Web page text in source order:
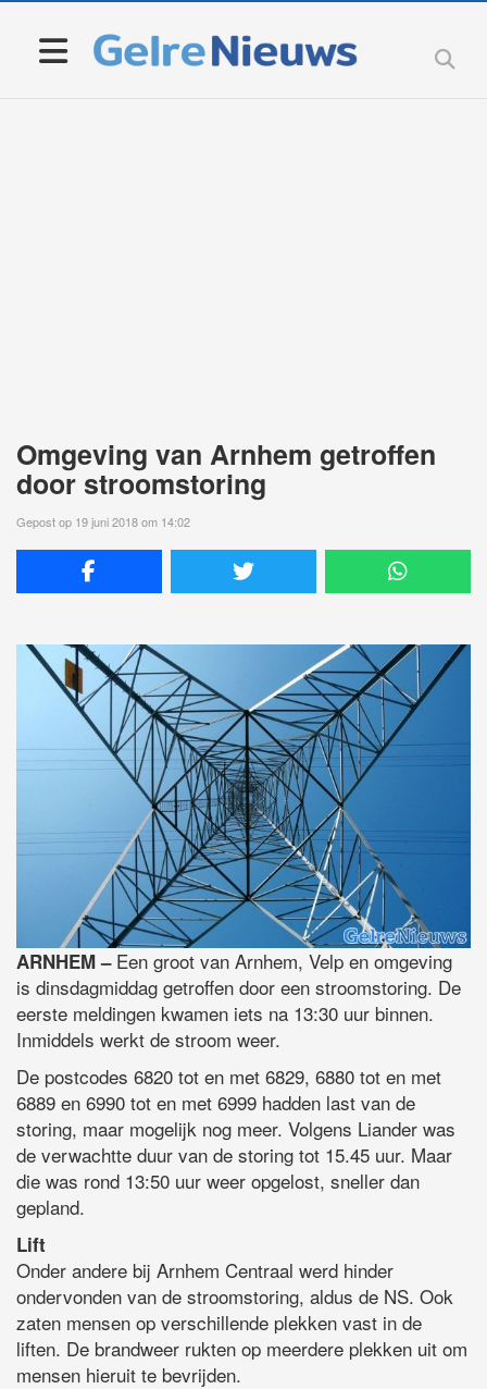
Omgeving van Arnhem getroffen
door stroomstoring
Gepost op 19 juni 2018 om 14:02
ARNHEM – Een groot van Arnhem, Velp en omgeving
is dinsdagmiddag getroffen door een stroomstoring. De
eerste meldingen kwamen iets na 13:30 uur binnen.
Inmiddels werkt de stroom weer.
De postcodes 6820 tot en met 6829, 6880 tot en met
6889 en 6990 tot en met 6999 hadden last van de
storing, maar mogelijk nog meer. Volgens Liander was
de verwachtte duur van de storing tot 15.45 uur. Maar
die was rond 13:50 uur weer opgelost, sneller dan
gepland.
Lift
Onder andere bij Arnhem Centraal werd hinder
ondervonden van de stroomstoring, aldus de NS. Ook
zaten mensen op verschillende plekken vast in de
liften. De brandweer rukten op meerdere plekken uit om
mensen hieruit te bevrijden.